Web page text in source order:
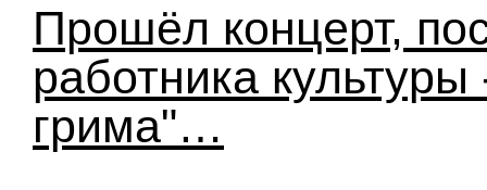
Прошёл концерт,
работника
грима"…